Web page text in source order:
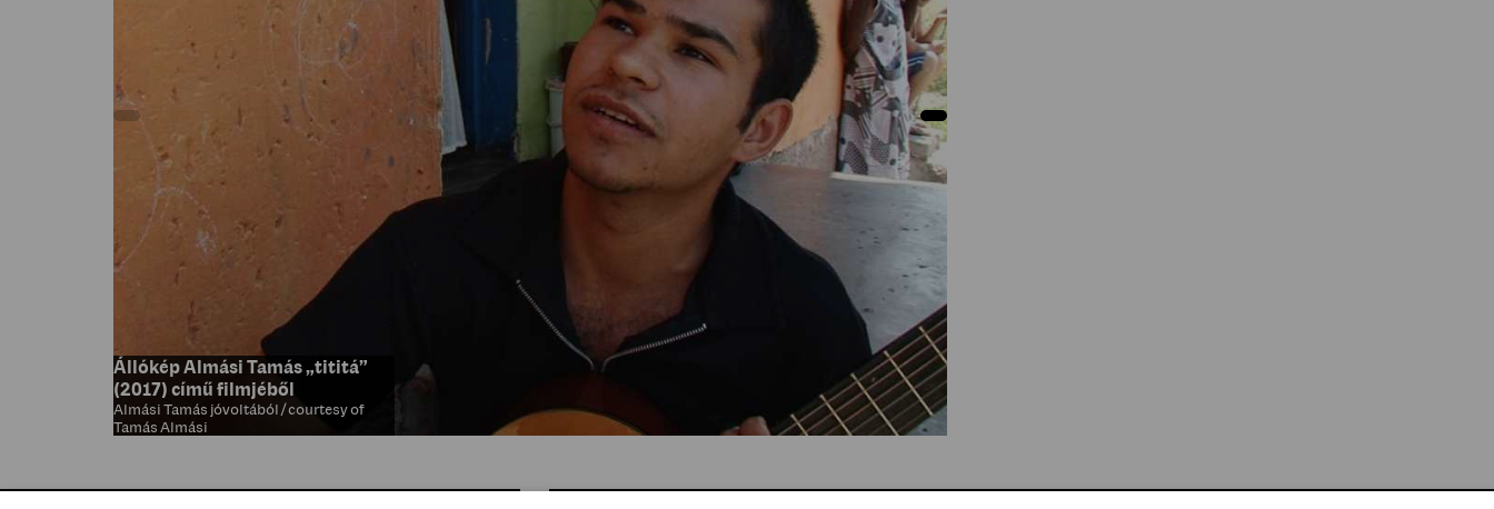
Állókép Almási Tamás „tititá”
(2017) című filmjéből
Almási Tamás jóvoltából / courtesy of
Tamás Almási